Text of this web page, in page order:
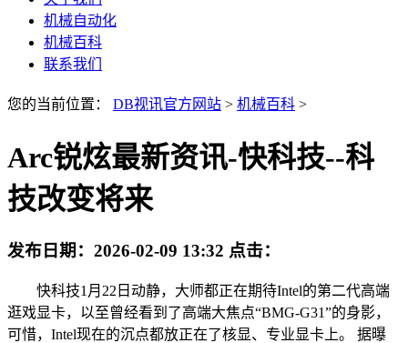
机械自动化
机械百科
联系我们
您的当前位置： DB视讯官方网站 > 机械百科 >
Arc锐炫最新资讯-快科技--科
技改变将来
发布日期： 2026-02-09 13:32 点击：
快科技1月22日动静，大师都正在期待Intel的第二代高端
逛戏显卡，以至曾经看到了高端大焦点“BMG-G31”的身影，
可惜，Intel现在的沉点都放正在了核显、专业显卡上。 据曝